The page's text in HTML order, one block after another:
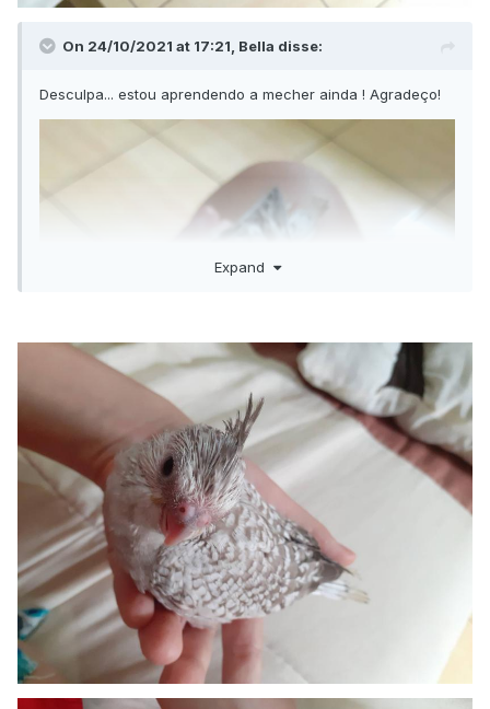
On 24/10/2021 at 17:21, Bella disse:
Desculpa... estou aprendendo a mecher ainda ! Agradeço!
Expand